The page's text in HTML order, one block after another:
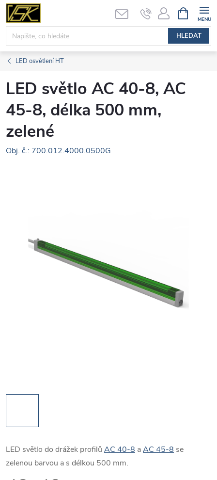
Přejít
obsah
HLEDAT
NÁKUPNÍ
KOŠÍK
LED osvětlení HT
LED světlo AC 40-8, AC
45-8, délka 500 mm,
zelené
Obj. č.: 700.012.4000.0500G
LED světlo do drážek profilů AC 40-8 aAC 45-8 se
zelenou barvou a s délkou 500 mm.